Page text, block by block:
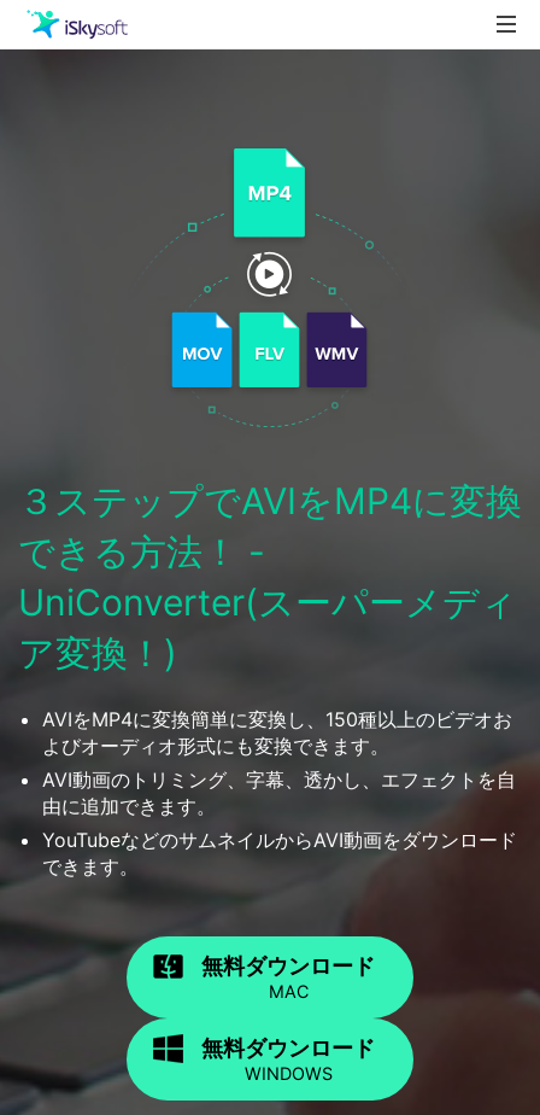
３ステップでAVIをMP4に変換
できる方法！ -
UniConverter(スーパーメディ
ア変換！)
AVIをMP4に変換簡単に変換し、150種以上のビデオお
よびオーディオ形式にも変換できます。
AVI動画のトリミング、字幕、透かし、エフェクトを自
由に追加できます。
YouTubeなどのサムネイルからAVI動画をダウンロード
できます。
無料ダウンロード
MAC
無料ダウンロード
WINDOWS